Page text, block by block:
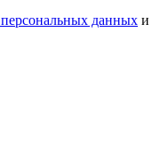
данных и